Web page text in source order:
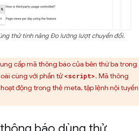
thử tính năng Đo lường lượt chuyển đổi.
cấp mã thông báo của bên thứ ba trong
cùng với phần tử<script>. Mã thông
động trong thẻ meta, tập lệnh nội tuyến